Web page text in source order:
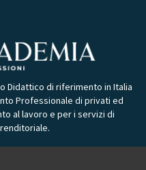
Didattico di riferimento in Italia
Professionale di privati ed
al lavoro e per i servizi di